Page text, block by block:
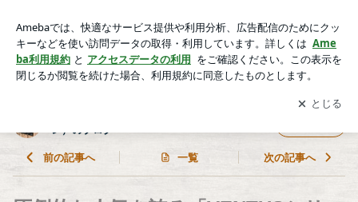
シャフトが発売されます！！ | golfshop fiore（ゴルフショップ
フィオーレ）のブログ
アプリをダウンロードして ブログの更新通知
を受け取りまし
ょう。
開く
レ）のブログ
前の記事へ 一覧 次の記事へ